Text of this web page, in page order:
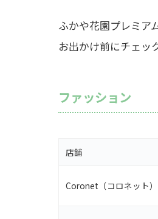
ふかや花園プレミア
お出かけ前にチェッ
ファッション
店舗
Coronet（コロネット）